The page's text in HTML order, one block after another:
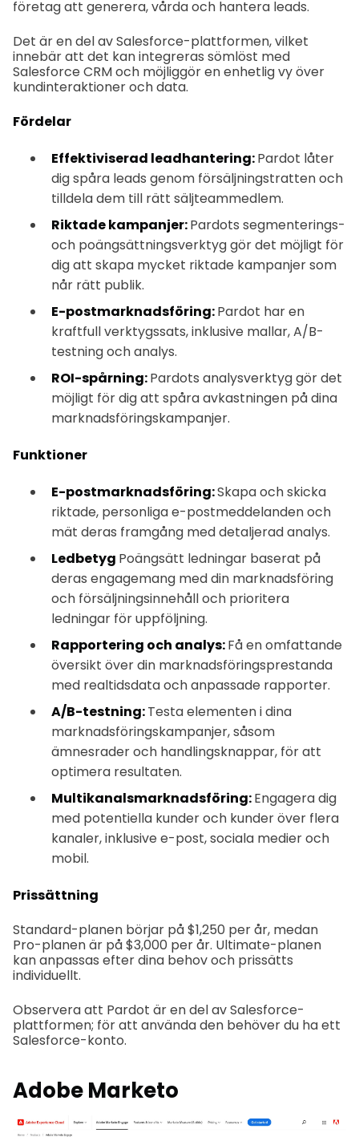
företag att generera, vårda och hantera leads.
Det är en del av Salesforce-plattformen, vilket
innebär att det kan integreras sömlöst med
Salesforce CRM och möjliggör en enhetlig vy över
kundinteraktioner och data.
Fördelar
Effektiviserad leadhantering:Pardot låter
dig spåra leads genom försäljningstratten och
tilldela dem till rätt säljteammedlem.
Riktade kampanjer:Pardots segmenterings-
och poängsättningsverktyg gör det möjligt för
dig att skapa mycket riktade kampanjer som
når rätt publik.
E-postmarknadsföring:Pardot har en
kraftfull verktygssats, inklusive mallar, A/B-
testning och analys.
ROI-spårning:Pardots analysverktyg gör det
möjligt för dig att spåra avkastningen på dina
marknadsföringskampanjer.
Funktioner
E-postmarknadsföring:Skapa och skicka
riktade, personliga e-postmeddelanden och
mät deras framgång med detaljerad analys.
Ledbetyg Poängsätt ledningar baserat på
deras engagemang med din marknadsföring
och försäljningsinnehåll och prioritera
ledningar för uppföljning.
Rapportering och analys:Få en omfattande
översikt över din marknadsföringsprestanda
med realtidsdata och anpassade rapporter.
A/B-testning:Testa elementen i dina
marknadsföringskampanjer, såsom
ämnesrader och handlingsknappar, för att
optimera resultaten.
Multikanalsmarknadsföring:Engagera dig
med potentiella kunder och kunder över flera
kanaler, inklusive e-post, sociala medier och
mobil.
Prissättning
Standard-planen börjar på $1,250 per år, medan
Pro-planen är på $3,000 per år. Ultimate-planen
kan anpassas efter dina behov och prissätts
individuellt.
Observera att Pardot är en del av Salesforce-
plattformen; för att använda den behöver du ha ett
Salesforce-konto.
Adobe Marketo